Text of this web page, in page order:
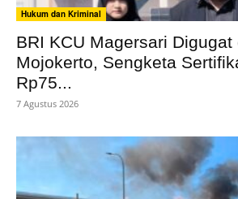
Hukum dan Kriminal
BRI KCU Magersari Digugat
Mojokerto, Sengketa
Rp75...
7 Agustus 2026